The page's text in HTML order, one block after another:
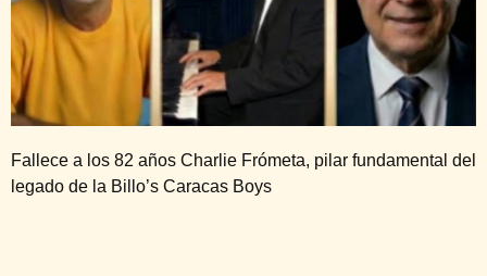
Fallece a los 82 años Charlie Frómeta, pilar fundamental del
legado de la Billo’s Caracas Boys